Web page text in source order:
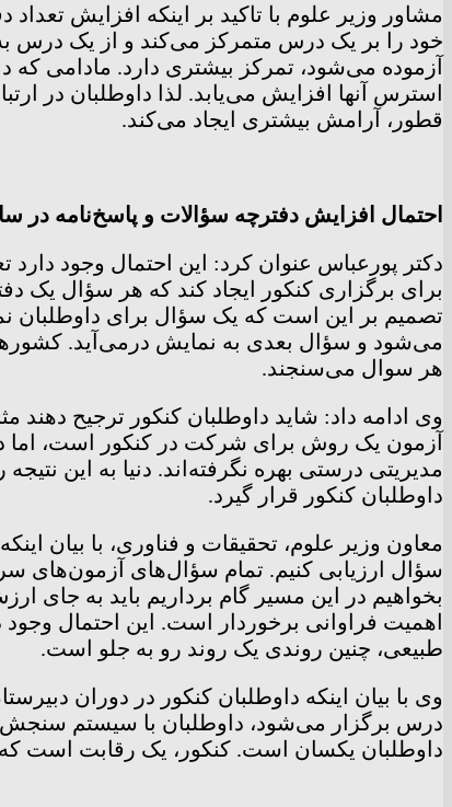
مشاور وزیر علوم با تاکید بر اینکه افزایش
خود را بر یک درس متمرکز می‌کند و از یک درس
آزموده می‌شود، تمرکز بیشتری دارد. مادامی
استرس آنها افزایش می‌یابد. لذا داوطلبان در
قطور، آرامش بیشتری ایجاد می‌کند.
احتمال افزایش دفترچه سؤالات و پاسخ‌نامه در
دکتر پورعباس عنوان کرد: این احتمال وجود
برای برگزاری کنکور ایجاد کند که هر سؤال یک
تصمیم بر این است که یک سؤال برای داوطلبان
می‌شود و سؤال بعدی به نمایش درمی‌آید.
هر سوال می‌سنجند.
وی ادامه داد: شاید داوطلبان کنکور ترجیح
آزمون یک روش برای شرکت در کنکور است، اما
مدیریتی درستی بهره‌ نگرفته‌اند. دنیا به این
داوطلبان کنکور قرار گیرد.
معاون وزیر علوم، تحقیقات و فناوری، با بیان
سؤال ارزیابی کنیم. تمام سؤال‌های آزمون‌های
بخواهیم در این مسیر گام برداریم باید به
اهمیت فراوانی برخوردار است. این احتمال
طبیعی، چنین روندی یک روند رو به جلو است.
وی با بیان اینکه داوطلبان کنکور در دوران
درس برگزار می‌شود، داوطلبان با سیستم
داوطلبان یکسان است. کنکور، یک رقابت است